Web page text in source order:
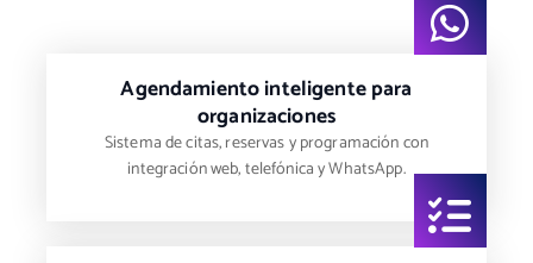
Agendamiento inteligente para
organizaciones
Sistema de citas, reservas y programación con
integración web, telefónica y WhatsApp.